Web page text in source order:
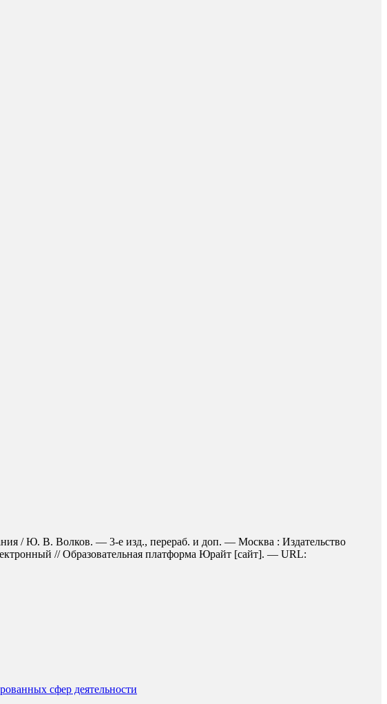
/ Ю. В. Волков. — 3-е изд., перераб. и доп. — Москва : Издательство
// Образовательная платформа Юрайт [сайт]. — URL:
сфер деятельности